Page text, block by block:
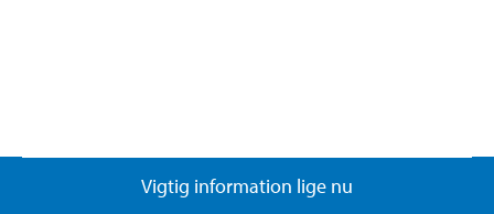
Vigtig information lige nu